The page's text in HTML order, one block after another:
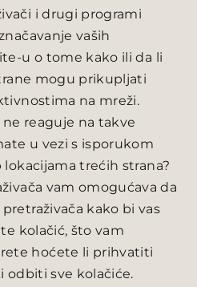
i drugi programi
vaših
u o tome kako ili da li
mogu prikupljati
na mreži.
reaguje na takve
u vezi s isporukom
trećih strana?
vam omogućava da
kako bi vas
kolačić, što vam
hoćete li prihvatiti
odbiti sve kolačiće.